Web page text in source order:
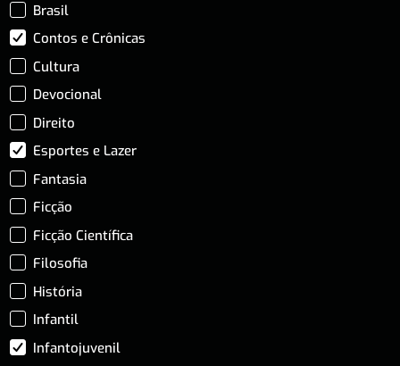
Brasil
Contos e Crônicas
Cultura
Devocional
Direito
Esportes e Lazer
Fantasia
Ficção
Ficção Científica
Filosofia
História
Infantil
Infantojuvenil